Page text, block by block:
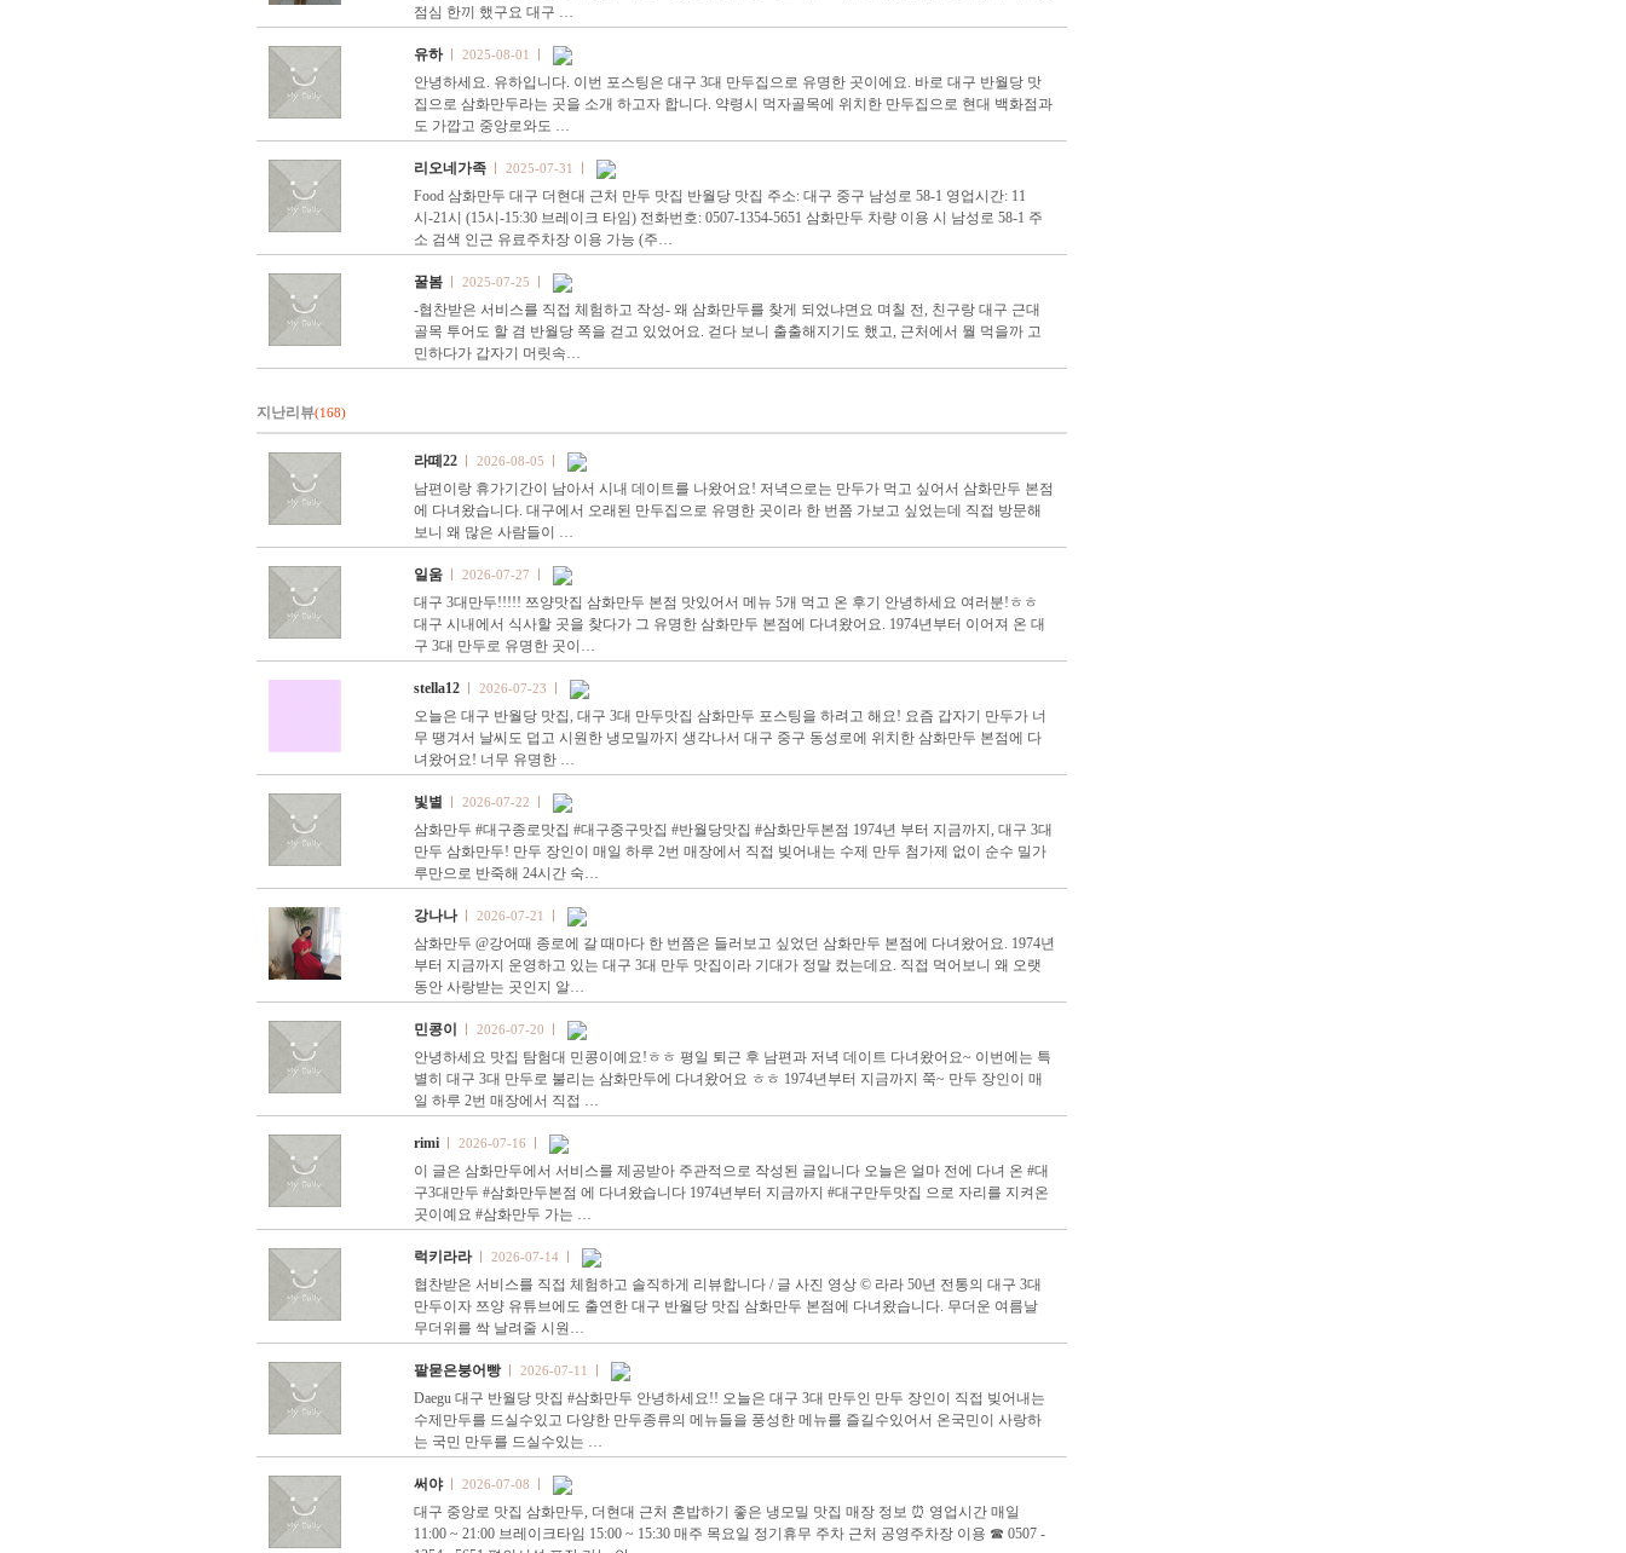
점심 한끼 했구요 대구 …
유하 2025-08-01
안녕하세요. 유하입니다. 이번 포스팅은 대구 3대 만두집으로 유명한 곳이에요. 바로 대구 반월당 맛
집으로 삼화만두라는 곳을 소개 하고자 합니다. 약령시 먹자골목에 위치한 만두집으로 현대 백화점과
도 가깝고 중앙로와도 …
리오네가족 2025-07-31
Food 삼화만두 대구 더현대 근처 만두 맛집 반월당 맛집 주소: 대구 중구 남성로 58-1 영업시간: 11
시-21시 (15시-15:30 브레이크 타임) 전화번호: 0507-1354-5651 삼화만두 차량 이용 시 남성로 58-1 주
소 검색 인근 유료주차장 이용 가능 (주…
꿀봄 2025-07-25
-협찬받은 서비스를 직접 체험하고 작성- 왜 삼화만두를 찾게 되었냐면요 며칠 전, 친구랑 대구 근대
골목 투어도 할 겸 반월당 쪽을 걷고 있었어요. 걷다 보니 출출해지기도 했고, 근처에서 뭘 먹을까 고
민하다가 갑자기 머릿속…
지난리뷰(168)
라떼22 2026-08-05
남편이랑 휴가기간이 남아서 시내 데이트를 나왔어요! 저녁으로는 만두가 먹고 싶어서 삼화만두 본점
에 다녀왔습니다. 대구에서 오래된 만두집으로 유명한 곳이라 한 번쯤 가보고 싶었는데 직접 방문해
보니 왜 많은 사람들이 …
일움 2026-07-27
대구 3대만두!!!!! 쯔양맛집 삼화만두 본점 맛있어서 메뉴 5개 먹고 온 후기 안녕하세요 여러분!ㅎㅎ
대구 시내에서 식사할 곳을 찾다가 그 유명한 삼화만두 본점에 다녀왔어요. 1974년부터 이어져 온 대
구 3대 만두로 유명한 곳이…
stella12 2026-07-23
오늘은 대구 반월당 맛집, 대구 3대 만두맛집 삼화만두 포스팅을 하려고 해요! 요즘 갑자기 만두가 너
무 땡겨서 날씨도 덥고 시원한 냉모밀까지 생각나서 대구 중구 동성로에 위치한 삼화만두 본점에 다
녀왔어요! 너무 유명한 …
빛별 2026-07-22
삼화만두 #대구종로맛집 #대구중구맛집 #반월당맛집 #삼화만두본점 1974년 부터 지금까지, 대구 3대
만두 삼화만두! 만두 장인이 매일 하루 2번 매장에서 직접 빚어내는 수제 만두 첨가제 없이 순수 밀가
루만으로 반죽해 24시간 숙…
강나나 2026-07-21
삼화만두 @강어때 종로에 갈 때마다 한 번쯤은 들러보고 싶었던 삼화만두 본점에 다녀왔어요. 1974년
부터 지금까지 운영하고 있는 대구 3대 만두 맛집이라 기대가 정말 컸는데요. 직접 먹어보니 왜 오랫
동안 사랑받는 곳인지 알…
민콩이 2026-07-20
안녕하세요 맛집 탐험대 민콩이예요!ㅎㅎ 평일 퇴근 후 남편과 저녁 데이트 다녀왔어요~ 이번에는 특
별히 대구 3대 만두로 불리는 삼화만두에 다녀왔어요 ㅎㅎ 1974년부터 지금까지 쭉~ 만두 장인이 매
일 하루 2번 매장에서 직접 …
rimi 2026-07-16
이 글은 삼화만두에서 서비스를 제공받아 주관적으로 작성된 글입니다 오늘은 얼마 전에 다녀 온 #대
구3대만두 #삼화만두본점 에 다녀왔습니다 1974년부터 지금까지 #대구만두맛집 으로 자리를 지켜온
곳이예요 #삼화만두 가는 …
럭키라라 2026-07-14
협찬받은 서비스를 직접 체험하고 솔직하게 리뷰합니다 / 글 사진 영상 © 라라 50년 전통의 대구 3대
만두이자 쯔양 유튜브에도 출연한 대구 반월당 맛집 삼화만두 본점에 다녀왔습니다. 무더운 여름날
무더위를 싹 날려줄 시원…
팥묻은붕어빵 2026-07-11
Daegu 대구 반월당 맛집 #삼화만두 안녕하세요!! 오늘은 대구 3대 만두인 만두 장인이 직접 빚어내는
수제만두를 드실수있고 다양한 만두종류의 메뉴들을 풍성한 메뉴를 즐길수있어서 온국민이 사랑하
는 국민 만두를 드실수있는 …
써야 2026-07-08
대구 중앙로 맛집 삼화만두, 더현대 근처 혼밥하기 좋은 냉모밀 맛집 매장 정보 ⏰ 영업시간 매일
11:00 ~ 21:00 브레이크타임 15:00 ~ 15:30 매주 목요일 정기휴무 주차 근처 공영주차장 이용 ☎ 0507 -